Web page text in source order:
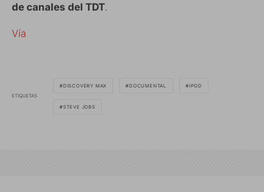
de canales del TDT.
Vía
ETIQUETAS
DISCOVERY MAX DOCUMENTAL IPOD
STEVE JOBS